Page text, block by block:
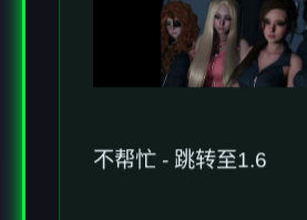
不帮忙 - 跳转至1.6